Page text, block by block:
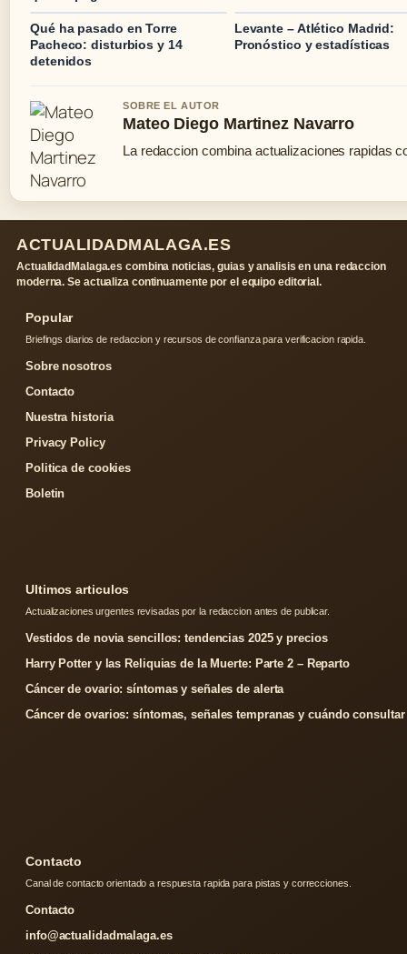
Qué ha pasado en Torre
Pacheco: disturbios y 14
detenidos
Levante – Atlético Madrid:
Pronóstico y estadísticas
SOBRE EL AUTOR
Mateo Diego Martinez Navarro
La redaccion combina actualizaciones rapidas
ACTUALIDADMALAGA.ES
ActualidadMalaga.es combina noticias, guias y analisis en una redaccion
moderna. Se actualiza continuamente por el equipo editorial.
Popular
Briefings diarios de redaccion y recursos de confianza para verificacion rapida.
Sobre nosotros
Contacto
Nuestra historia
Privacy Policy
Politica de cookies
Boletin
Ultimos articulos
Actualizaciones urgentes revisadas por la redaccion antes de publicar.
Vestidos de novia sencillos: tendencias 2025 y precios
Harry Potter y las Reliquias de la Muerte: Parte 2 – Reparto
Cáncer de ovario: síntomas y señales de alerta
Cáncer de ovarios: síntomas, señales tempranas y cuándo consultar
Contacto
Canal de contacto orientado a respuesta rapida para pistas y correcciones.
Contacto
info@actualidadmalaga.es